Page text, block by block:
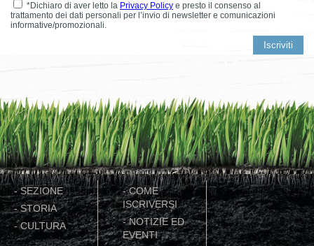
*Dichiaro di aver letto la Privacy Policy e presto il consenso al
trattamento dei dati personali per l’invio di newsletter e comunicazioni
informative/promozionali.
-SEZIONE
-STORIA
-CULTURA
-COME
ISCRIVERSI
-NOTIZIE ED
EVENTI